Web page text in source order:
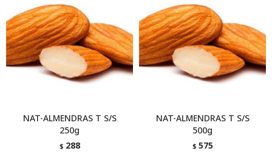
NAT-ALMENDRAS T S/S
250g
$ 288
NAT-ALMENDRAS T S/S
500g
$ 575